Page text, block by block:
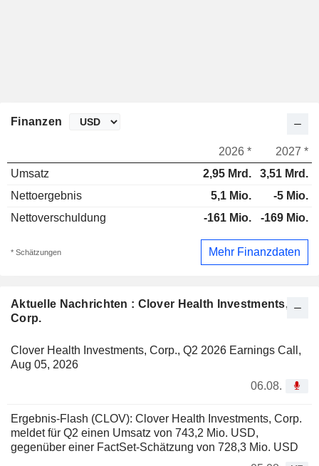
Aktuelle Nachrichten : Clover Health Investments,
Corp.
Clover Health Investments, Corp., Q2 2026 Earnings Call,
Aug 05, 2026
06.08.
Ergebnis-Flash (CLOV): Clover Health Investments, Corp.
meldet für Q2 einen Umsatz von 743,2 Mio. USD,
gegenüber einer FactSet-Schätzung von 728,3 Mio. USD
Finanzen
2026 *
2027 *
Umsatz
2,95 Mrd.
3,51 Mrd.
Nettoergebnis
5,1 Mio.
-5 Mio.
Nettoverschuldung
-161 Mio. -169 Mio.
* Schätzungen Mehr Finanzdaten